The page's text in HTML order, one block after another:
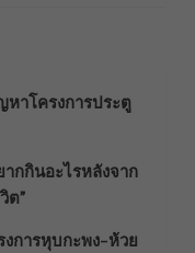
าโครงการประตู
ากกินอะไรหลังจาก
ต”
การหุบกะพง–ห้วย